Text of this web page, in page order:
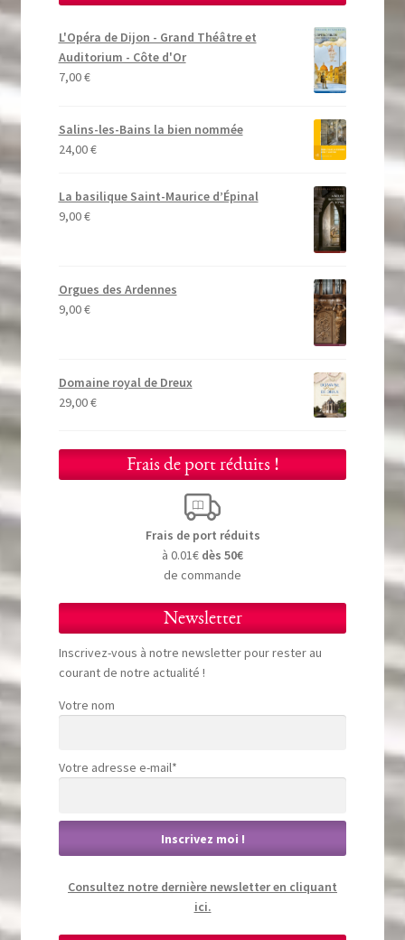
L'Opéra de Dijon - Grand Théâtre et
Auditorium - Côte d'Or
7,00€
Salins-les-Bains la bien nommée
24,00€
La basilique Saint-Maurice d’Épinal
9,00€
Orgues des Ardennes
9,00€
Domaine royal de Dreux
29,00€
Frais de port réduits !
Frais de port réduits
à 0.01€ dès 50€
de commande
Newsletter
Inscrivez-vous à notre newsletter pour rester au
courant de notre actualité !
Votre nom
Votre adresse e-mail*
Consultez notre dernière newsletter en cliquant
ici.